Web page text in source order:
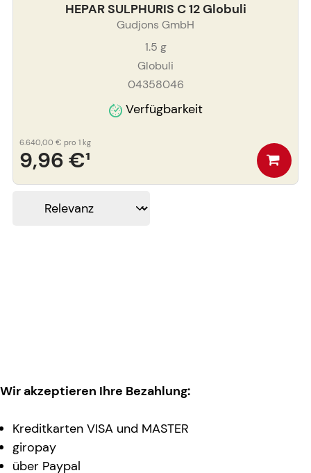
HEPAR SULPHURIS C 12 Globuli
Gudjons GmbH
1.5 g
Globuli
04358046
Verfügbarkeit
9,96 €¹
6.640,00 € pro 1 kg
Wir akzeptieren Ihre Bezahlung:
Kreditkarten VISA und MASTER
giropay
über Paypal